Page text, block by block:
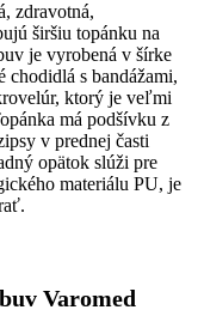
zdravotná,
širšiu topánku na
je vyrobená v šírke
chodidlá s bandážami,
ktorý je veľmi
má podšívku z
v prednej časti
opätok slúži pre
materiálu PU, je
Varomed